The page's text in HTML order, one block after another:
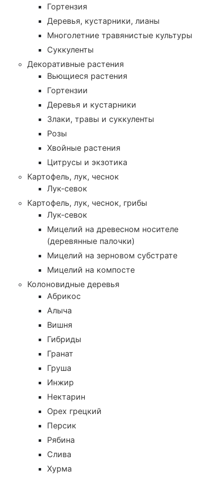
Гортензия
Деревья, кустарники, лианы
Многолетние травянистые культуры
Суккуленты
Декоративные растения
Вьющиеся растения
Гортензии
Деревья и кустарники
Злаки, травы и суккуленты
Розы
Хвойные растения
Цитрусы и экзотика
Картофель, лук, чеснок
Лук-севок
Картофель, лук, чеснок, грибы
Лук-севок
Мицелий на древесном носителе
(деревянные палочки)
Мицелий на зерновом субстрате
Мицелий на компосте
Колоновидные деревья
Абрикос
Алыча
Вишня
Гибриды
Гранат
Груша
Инжир
Нектарин
Орех грецкий
Персик
Рябина
Слива
Хурма